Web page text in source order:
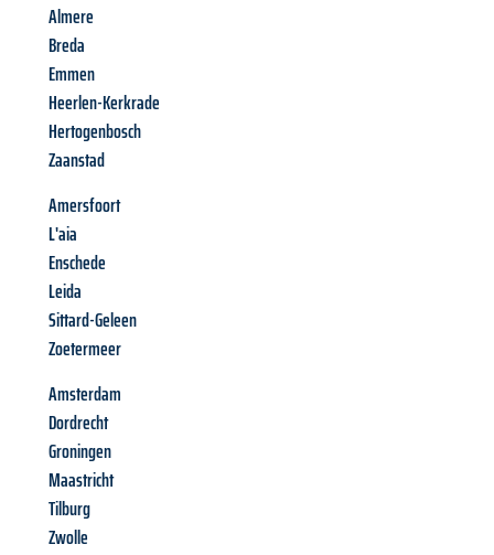
Almere
Breda
Emmen
Heerlen-Kerkrade
Hertogenbosch
Zaanstad
Amersfoort
L'aia
Enschede
Leida
Sittard-Geleen
Zoetermeer
Amsterdam
Dordrecht
Groningen
Maastricht
Tilburg
Zwolle